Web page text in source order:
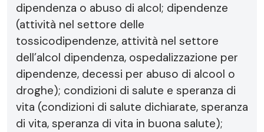
dipendenza o abuso di alcol; dipendenze
(attività nel settore delle
tossicodipendenze, attività nel settore
dell’alcol dipendenza, ospedalizzazione per
dipendenze, decessi per abuso di alcool o
droghe); condizioni di salute e speranza di
vita (condizioni di salute dichiarate, speranza
di vita, speranza di vita in buona salute);